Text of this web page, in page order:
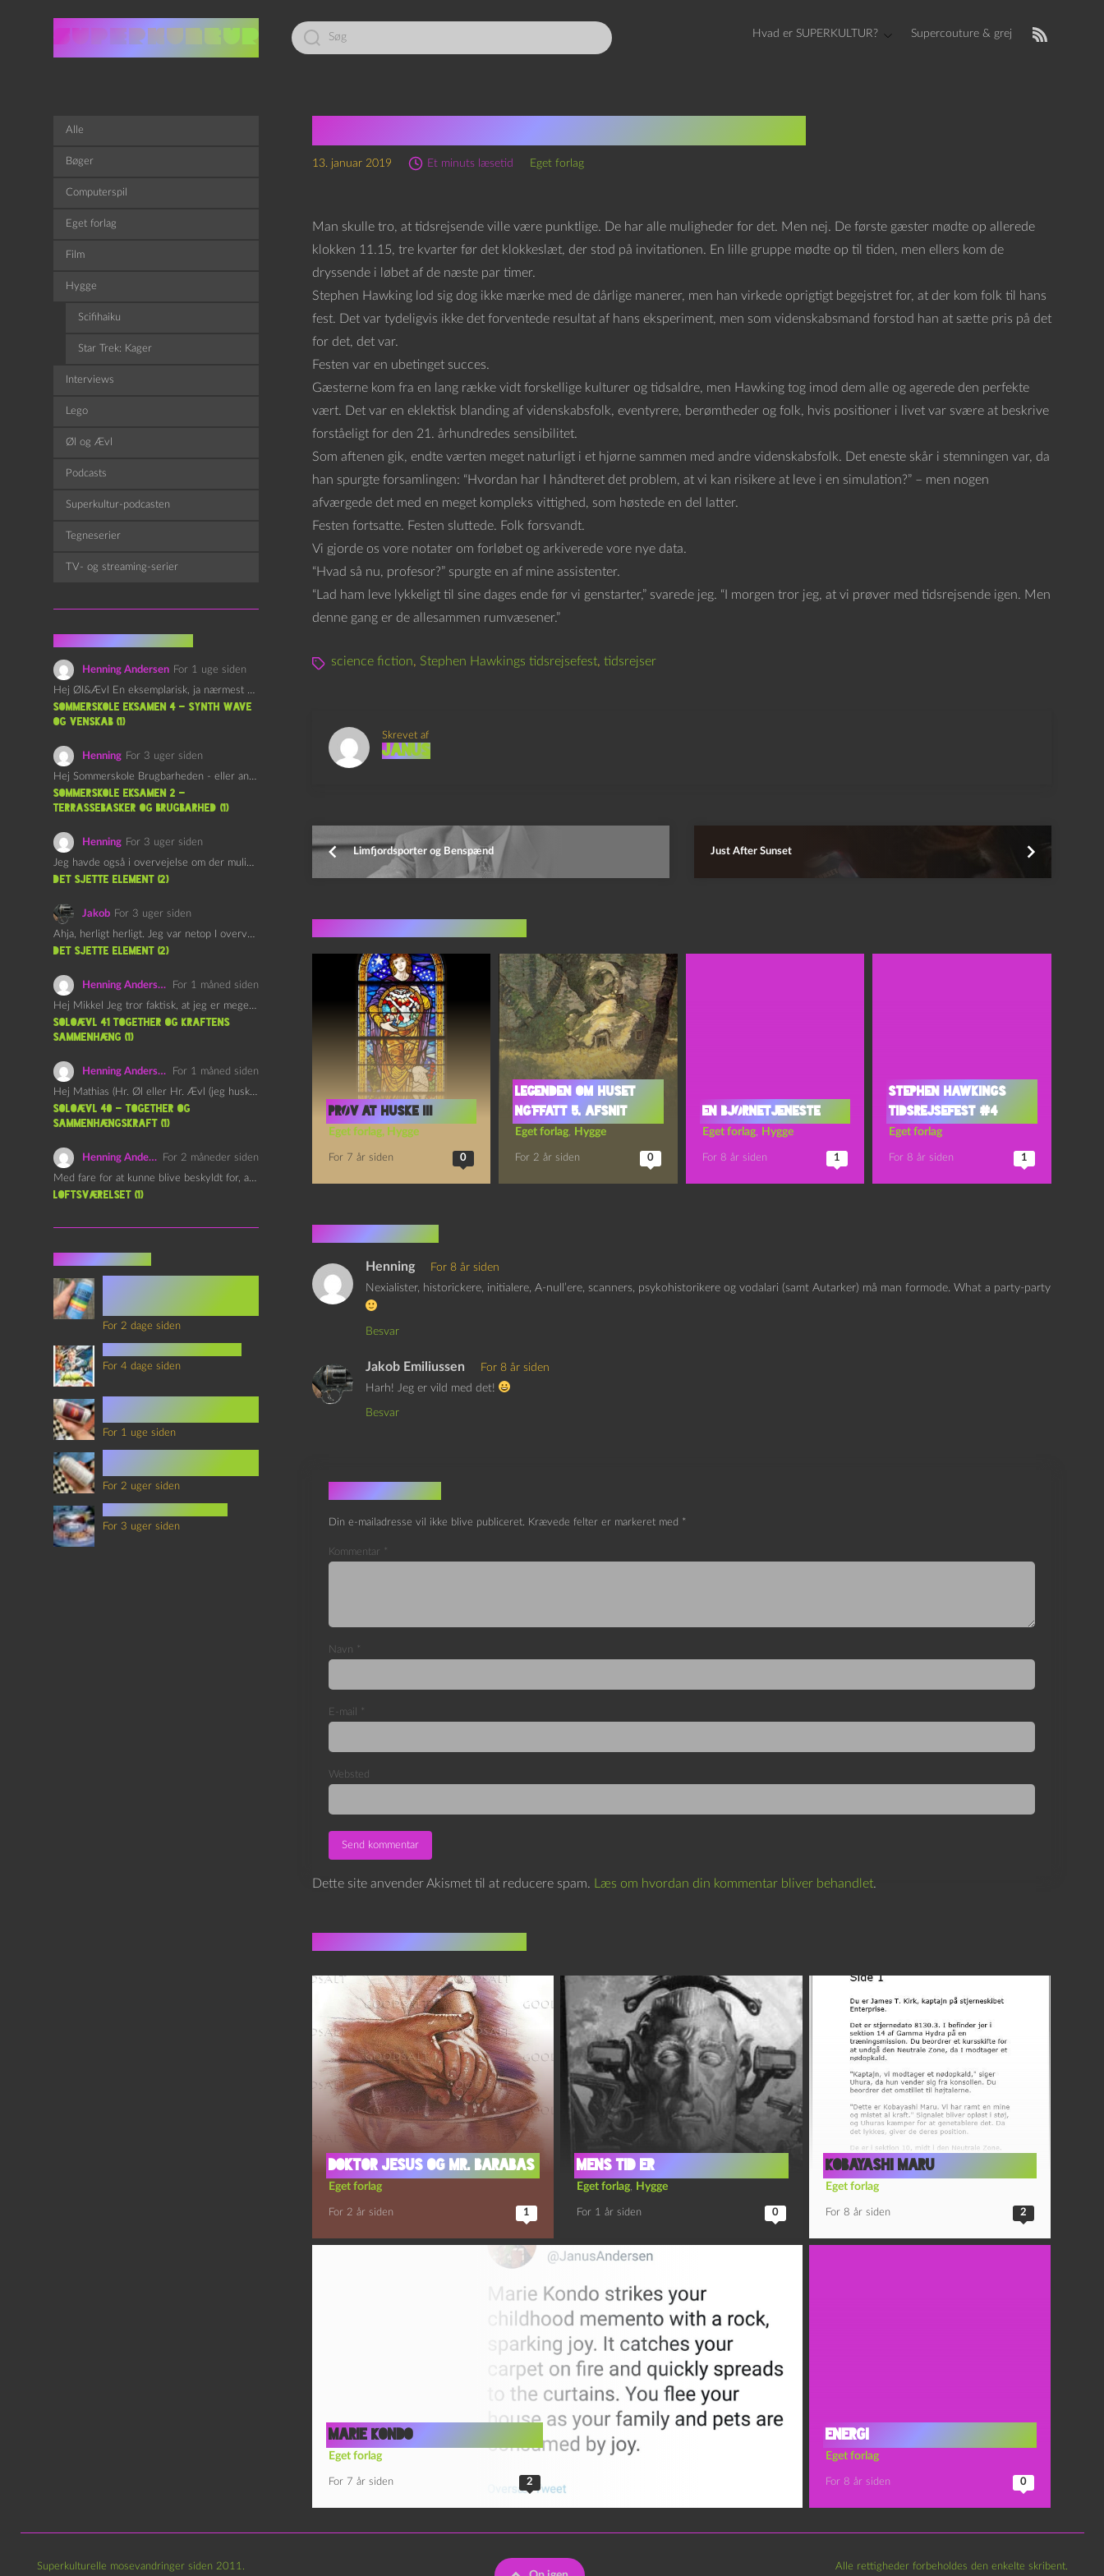
Led
efter:
Hvad er SUPERKULTUR? Supercouture & grej
13. januar 2019 Et minuts læsetid Eget forlag
Man skulle tro, at tidsrejsende ville være punktlige. De har alle muligheder for det. Men nej. De første gæster mødte op allerede
klokken 11.15, tre kvarter før det klokkeslæt, der stod på invitationen. En lille gruppe mødte op til tiden, men ellers kom de
dryssende i løbet af de næste par timer.
Stephen Hawking lod sig dog ikke mærke med de dårlige manerer, men han virkede oprigtigt begejstret for, at der kom folk til hans
fest. Det var tydeligvis ikke det forventede resultat af hans eksperiment, men som videnskabsmand forstod han at sætte pris på det
for det, det var.
Festen var en ubetinget succes.
Gæsterne kom fra en lang række vidt forskellige kulturer og tidsaldre, men Hawking tog imod dem alle og agerede den perfekte
vært. Det var en eklektisk blanding af videnskabsfolk, eventyrere, berømtheder og folk, hvis positioner i livet var svære at beskrive
forståeligt for den 21. århundredes sensibilitet.
Som aftenen gik, endte værten meget naturligt i et hjørne sammen med andre videnskabsfolk. Det eneste skår i stemningen var, da
han spurgte forsamlingen: “Hvordan har I håndteret det problem, at vi kan risikere at leve i en simulation?” – men nogen
afværgede det med en meget kompleks vittighed, som høstede en del latter.
Festen fortsatte. Festen sluttede. Folk forsvandt.
Vi gjorde os vore notater om forløbet og arkiverede vore nye data.
“Hvad så nu, profesor?” spurgte en af mine assistenter.
“Lad ham leve lykkeligt til sine dages ende før vi genstarter,” svarede jeg. “I morgen tror jeg, at vi prøver med tidsrejsende igen. Men
denne gang er de allesammen rumvæsener.”
science fiction, Stephen Hawkings tidsrejsefest, tidsrejser
Skrevet af
Janus
Limfjordsporter og Benspænd Just After Sunset
PRØV AT HUSKE III
Eget forlag, Hygge
For 7 år siden 0
Legenden om Huset
Ng’Ffatt 5. afsnit
Eget forlag, Hygge
For 2 år siden 0
EN BJØRNETJENESTE
Eget forlag, Hygge
For 8 år siden 1
Stephen Hawkings
tidsrejsefest #4
Eget forlag
For 8 år siden 1
2 kommentarer
Henning
For 8 år siden
Nexialister, historickere, initialere, A-null’ere, scanners, psykohistorikere og vodalari (samt Autarker) må man formode. What a party-party
Besvar
Jakob Emiliussen
For 8 år siden
Harh! Jeg er vild med det!
Besvar
Skriv et svar
Din e-mailadresse vil ikke blive publiceret. Krævede felter er markeret med *
Kommentar *
Navn *
E-mail *
Websted
Dette site anvender Akismet til at reducere spam. Læs om hvordan din kommentar bliver behandlet.
Doktor Jesus og Mr. Barabas
Eget forlag
For 2 år siden 1
Mens tid er
Eget forlag, Hygge
For 1 år siden 0
Kobayashi Maru
Eget forlag
For 8 år siden 2
Marie Kondo
Eget forlag
For 7 år siden 2
Energi
Eget forlag
For 8 år siden 0
Alle
Bøger
Computerspil
Eget forlag
Film
Hygge
Scifihaiku
Star Trek: Kager
Interviews
Lego
Øl og Ævl
Podcasts
Superkultur-podcasten
Tegneserier
TV- og streaming-serier
Henning Andersen For 1 uge siden
Hej Øl&Ævl En eksemplarisk, ja nærmest yndefuld, afslutning på SOMMERSKOLEN.…
Sommerskole Eksamen 4 – Synth Wave
og Venskab (1)
Henning For 3 uger siden
Hej Sommerskole Brugbarheden - eller anvendeligheden - af "Øl&Ævl" er…
Sommerskole Eksamen 2 –
Terrassebasker og Brugbarhed (1)
Henning For 3 uger siden
Jeg havde også i overvejelse om der muligvis kunne være…
det sjette element (2)
Jakob For 3 uger siden
Ahja, herligt herligt. Jeg var netop I overvejelser om at…
det sjette element (2)
Henning Andersen
For 1 måned siden
Hej Mikkel Jeg tror faktisk, at jeg er meget enig…
Soloævl 41 Together og Kraftens
Sammenhæng (1)
Henning Andersen
For 1 måned siden
Hej Mathias (Hr. Øl eller Hr. Ævl (jeg husker ikke…
Soloævl 40 – Together og
sammenhængskraft (1)
Henning Andersen
For 2 måneder siden
Med fare for at kunne blive beskyldt for, at være…
Loftsværelset (1)
For 2 dage siden
For 4 dage siden
For 1 uge siden
For 2 uger siden
For 3 uger siden
Superkulturelle mosevandringer siden 2011. Alle rettigheder forbeholdes den enkelte skribent.